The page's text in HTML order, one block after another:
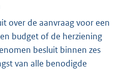
over de aanvraag voor een
budget of de herziening
besluit binnen zes
van alle benodigde